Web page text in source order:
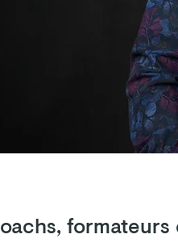
formateurs